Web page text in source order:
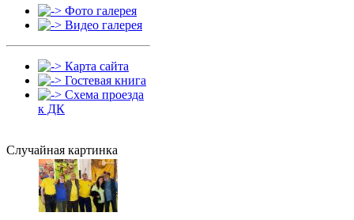
Фото галерея
Видео галерея
Карта сайта
Гостевая книга
Схема проезда
к ДК
Случайная картинка